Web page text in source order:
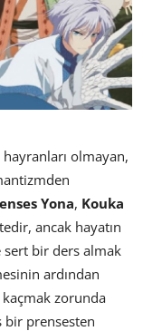
olmayan,
Yona, Kouka
ancak hayatın
sert bir ders almak
ardından
zorunda
bir prensesten